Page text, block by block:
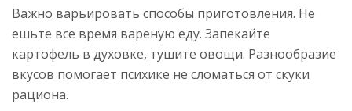
Важно варьировать способы приготовления. Не
ешьте все время вареную еду. Запекайте
картофель в духовке, тушите овощи. Разнообразие
вкусов помогает психике не сломаться от скуки
рациона.